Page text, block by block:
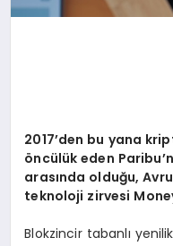
2017’den bu yana
öncülük eden
arasında olduğu,
teknoloji zirvesi
Blokzincir tabanlı